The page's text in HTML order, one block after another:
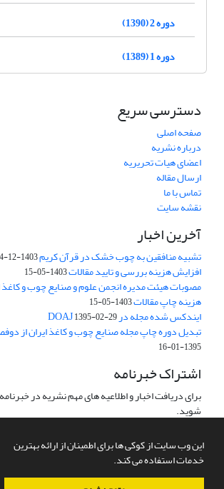
این وب سایت از کوکی ها برای اطمینان از ارائه بهترین
خدمات استفاده می کند.
دوره 2 (1390)
دوره 1 (1389)
دسترسی سریع
صفحه اصلی
درباره نشریه
اعضای هیات تحریریه
ارسال مقاله
تماس با ما
نقشه سایت
آخرین اخبار
تشبیه منافقین به چوب خشک در قرآن کریم1403-12-24
افزایش هزینه بررسی و تایید مقالات1403-05-15
مصوبات هیئت مدیره انجمن علوم و صنایع چوب و
هزینه چاپ مقالات1403-05-15
ایندکس شده مجله در DOAJ1395-02-29
تبدیل دوره چاپ مجله صنایع چوب و کاغذ ایران از
1395-01-16
اشتراک خبرنامه
برای دریافت اخبار و اطلاعیه های مهم نشریه در
شوید.